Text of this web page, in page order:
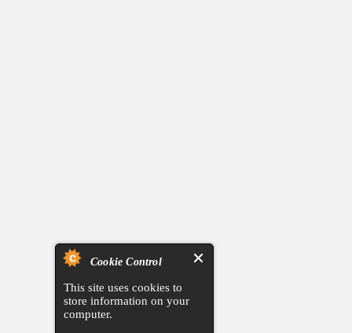
Cookie Control
This site uses cookies to
store information on your
computer.